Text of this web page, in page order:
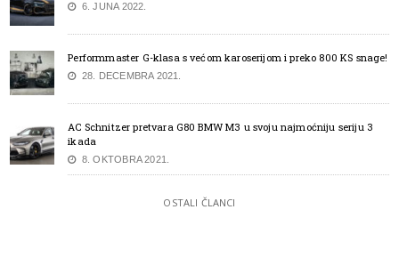
6. JUNA 2022.
Performmaster G-klasa s većom karoserijom i preko 800 KS snage!
28. DECEMBRA 2021.
AC Schnitzer pretvara G80 BMW M3 u svoju najmoćniju seriju 3
ikada
8. OKTOBRA 2021.
OSTALI ČLANCI